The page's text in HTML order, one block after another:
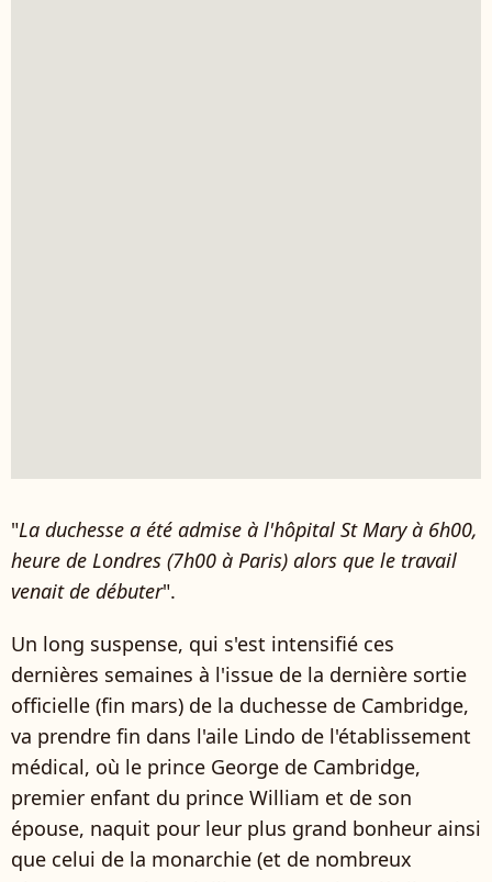
"La duchesse a été admise à l'hôpital St Mary à 6h00,
heure de Londres (7h00 à Paris) alors que le travail
venait de débuter".
Un long suspense, qui s'est intensifié ces
dernières semaines à l'issue de la dernière sortie
officielle (fin mars) de la duchesse de Cambridge,
va prendre fin dans l'aile Lindo de l'établissement
médical, où le prince George de Cambridge,
premier enfant du prince William et de son
épouse, naquit pour leur plus grand bonheur ainsi
que celui de la monarchie (et de nombreux